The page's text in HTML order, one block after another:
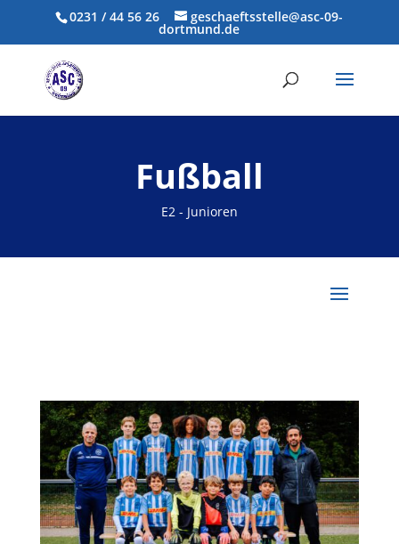
0231 / 44 56 26 geschaeftsstelle@asc-09-
dortmund.de
Fußball
E2 - Junioren